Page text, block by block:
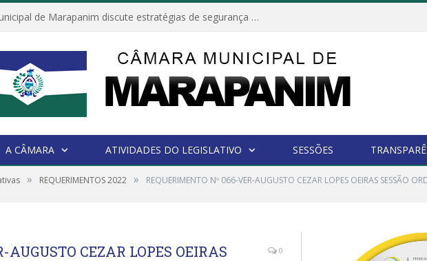
Câmara Municipal de Marapanim discute estratégias de segurança com autoridades e poder executivo
A CÂMARA ATIVIDADES DO LEGISLATIVO SESSÕES
» REQUERIMENTOS 2022 » REQUERIMENTO Nº 066-VER-AUGUSTO CEZAR LOPES OEIRAS SESSÃO
CEZAR LOPES OEIRAS
0